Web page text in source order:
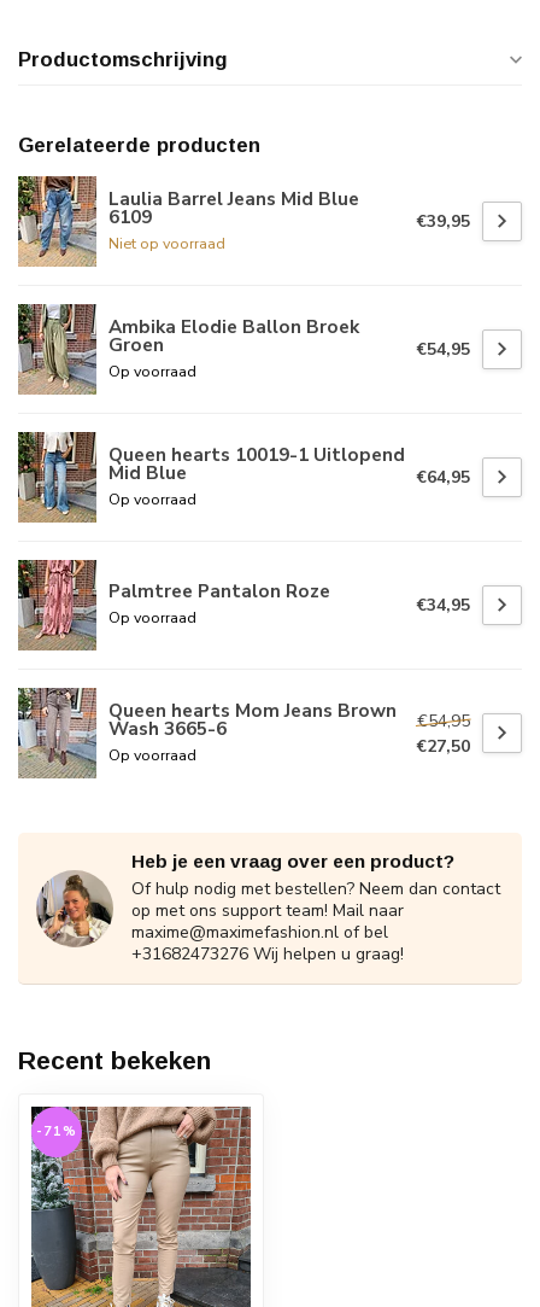
Productomschrijving
Gerelateerde producten
Laulia Barrel Jeans Mid Blue
6109
Niet op voorraad
€39,95
Ambika Elodie Ballon Broek
Groen
Op voorraad
€54,95
Queen hearts 10019-1 Uitlopend
Mid Blue
Op voorraad
€64,95
Palmtree Pantalon Roze
Op voorraad
€34,95
Queen hearts Mom Jeans Brown
Wash 3665-6
Op voorraad
€54,95
€27,50
Heb je een vraag over een product?
Of hulp nodig met bestellen? Neem dan contact
op met ons support team! Mail naar
maxime@maximefashion.nl of bel
+31682473276 Wij helpen u graag!
Recent bekeken
-71%